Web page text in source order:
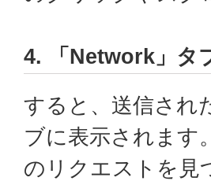
4. 「Network」タ
すると、送信され
ブに表示されます
のリクエストを見